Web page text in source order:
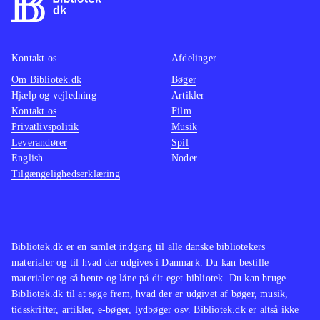
ikke spilbart men består kun af
mellemsekvenserne fra spillet.
og selve spillet er forbedret og med
mere indhold
Spilserien "Final Fantasy" er en af de
mest populære indenfor genren, i
både Vesten og Østen men ellers har
Sony efterhånden genudgivet flere af
de ældre PS2-klassikere i serien
and Daxter trilogy.
God opdatering af en spilklassiker
med mere indhold og flottere grafik,
stadig med småproblemer i spillet
Bibliotek.dk er en samlet indgang til alle danske bibliotekers
materialer og til hvad der udgives i Danmark. Du kan bestille
materialer og så hente og låne på dit eget bibliotek. Du kan bruge
Bibliotek.dk til at søge frem, hvad der er udgivet af bøger, musik,
tidsskrifter, artikler, e-bøger, lydbøger osv. Bibliotek.dk er altså ikke
Kontakt os
Om Bibliotek.dk
Hjælp og vejledning
Kontakt os
Privatlivspolitik
Leverandører
English
Tilgængelighedserklæring
Afdelinger
Bøger
Artikler
Film
Musik
Spil
Noder